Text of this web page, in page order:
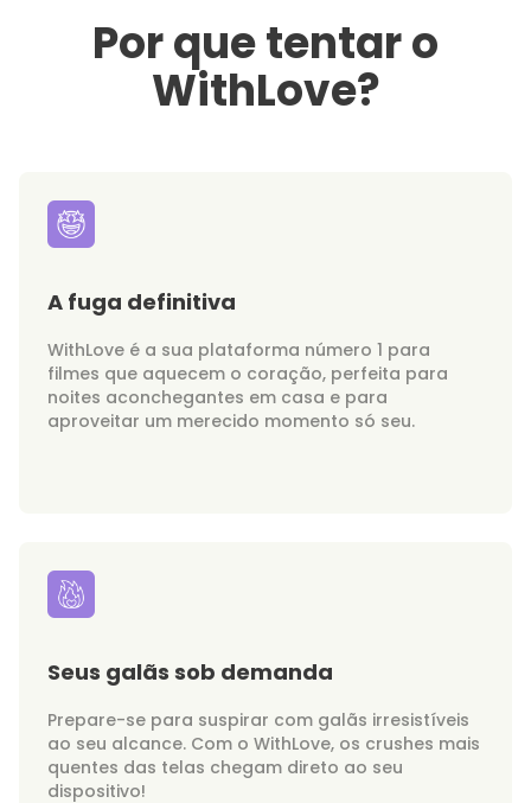
Por que tentar o
WithLove?
A fuga definitiva
WithLove é a sua plataforma número 1 para
filmes que aquecem o coração, perfeita para
noites aconchegantes em casa e para
aproveitar um merecido momento só seu.
Seus galãs sob demanda
Prepare-se para suspirar com galãs irresistíveis
ao seu alcance. Com o WithLove, os crushes mais
quentes das telas chegam direto ao seu
dispositivo!